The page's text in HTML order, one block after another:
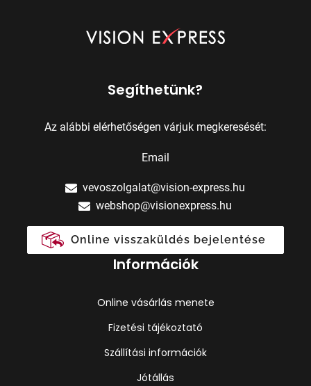
Segíthetünk?
Az alábbi elérhetőségen várjuk megkeresését:
Email
vevoszolgalat@vision-express.hu
webshop@visionexpress.hu
Online visszaküldés bejelentése
Információk
Online vásárlás menete
Fizetési tájékoztató
Szállítási információk
Jótállás